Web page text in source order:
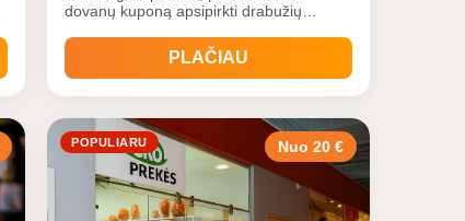
dovanų kuponą apsipirkti drabužių
praskaidrinkite kiekvieną dieną.
PLAČIAU
POPULIARU Nuo 20 €